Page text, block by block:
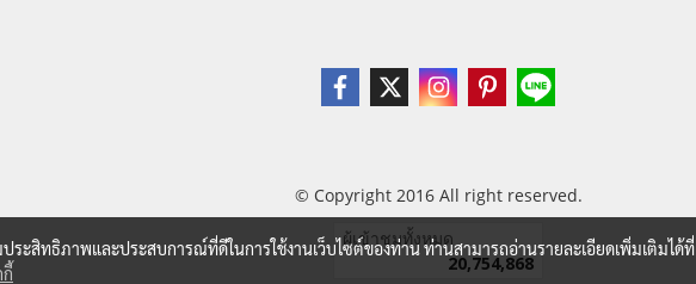
© Copyright 2016 All right reserved.
ผู้เข้าชมวันนี้
5,348
MakeWebEasy.com
ประสิทธิภาพและประสบการณ์ที่ดีในการใช้งานเว็บไซต์ของท่าน ท่านสามารถอ่านรายละเอียดเพิ่มเติมได้ที่